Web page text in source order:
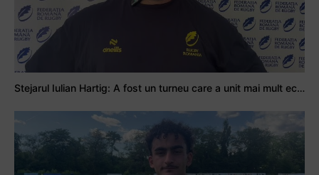
Stejarul Iulian Hartig: A fost un turneu care a unit mai mult echipa